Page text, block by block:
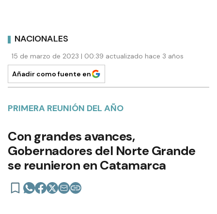
NACIONALES
15 de marzo de 2023 | 00:39 actualizado hace 3 años
Añadir como fuente en
PRIMERA REUNIÓN DEL AÑO
Con grandes avances,
Gobernadores del Norte Grande
se reunieron en Catamarca